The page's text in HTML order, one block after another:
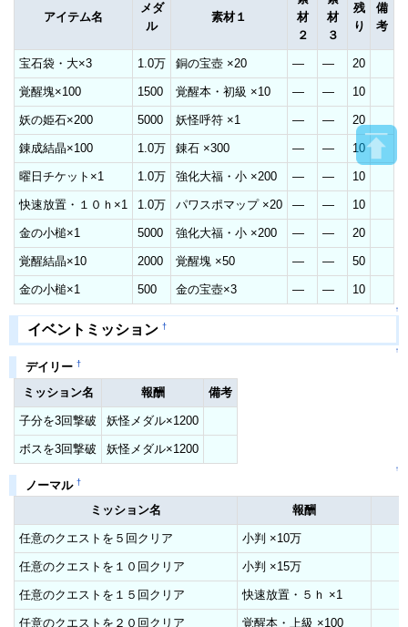
アイテム名
メダ
ル
素材１
材
２
材
３
残
り
備
考
宝石袋・大×3 1.0万 銅の宝壺 ×20 ― ― 20
覚醒塊×100 1500 覚醒本・初級 ×10 ― ― 10
妖の姫石×200 5000 妖怪呼符 ×1 ― ― 20
錬成結晶×100 1.0万 錬石 ×300 ― ― 10
曜日チケット×1 1.0万 強化大福・小 ×200 ― ― 10
快速放置・１０ｈ×1 1.0万 パワスポマップ ×20 ― ― 10
金の小槌×1 5000 強化大福・小 ×200 ― ― 20
覚醒結晶×10 2000 覚醒塊 ×50 ― ― 50
金の小槌×1 500 金の宝壺×3 ― ― 10
↑
イベントミッション †
↑
デイリー †
ミッション名 報酬 備考
子分を3回撃破 妖怪メダル×1200
ボスを3回撃破 妖怪メダル×1200
↑
ノーマル †
ミッション名 報酬
任意のクエストを５回クリア 小判 ×10万
任意のクエストを１０回クリア 小判 ×15万
任意のクエストを１５回クリア 快速放置・５ｈ ×1
任意のクエストを２０回クリア 覚醒本・上級 ×100